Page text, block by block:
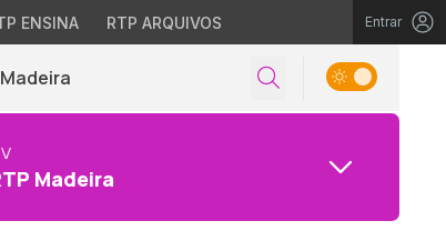
ENSINA RTP ARQUIVOS Entrar
Madeira
Madeira